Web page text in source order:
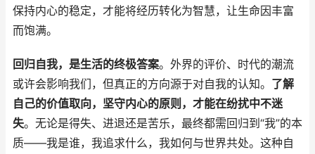
保持内心的稳定，才能将经历转化为智慧，让生命因丰富
而饱满。
回归自我，是生活的终极答案。外界的评价、时代的潮流
或许会影响我们，但真正的方向源于对自我的认知。 了解
自己的价值取向，坚守内心的原则，才能在纷扰中不迷
失。无论是得失、进退还是苦乐，最终都需回归到“我”的本
质——我是谁，我追求什么，我如何与世界共处。这种自